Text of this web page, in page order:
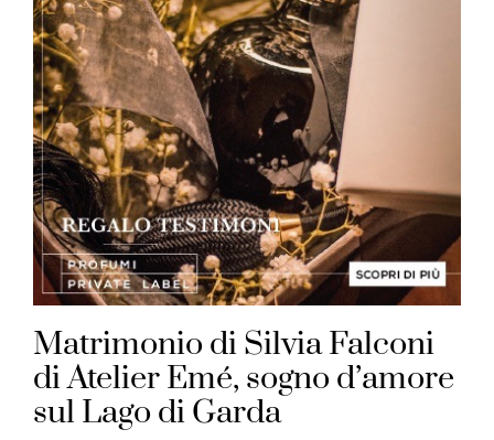
Matrimonio di Silvia Falconi
di Atelier Emé, sogno d’amore
sul Lago di Garda